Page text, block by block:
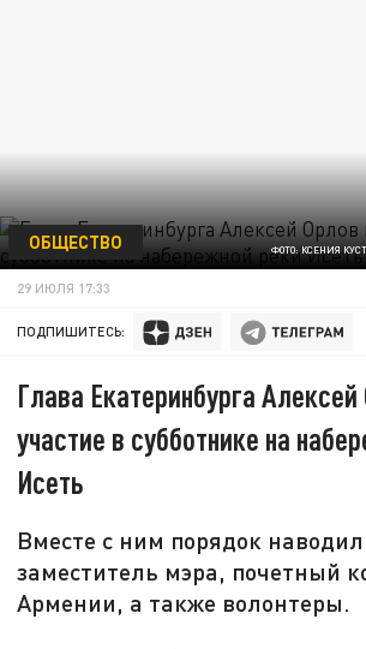
ФОТО: КСЕНИЯ
ОБЩЕСТВО
29 ИЮЛЯ 17:33
ПОДПИШИТЕСЬ:
Глава Екатеринбурга
участие в субботнике на
Исеть
Вместе с ним порядок
заместитель мэра, почетный
Армении, а также волонтеры.